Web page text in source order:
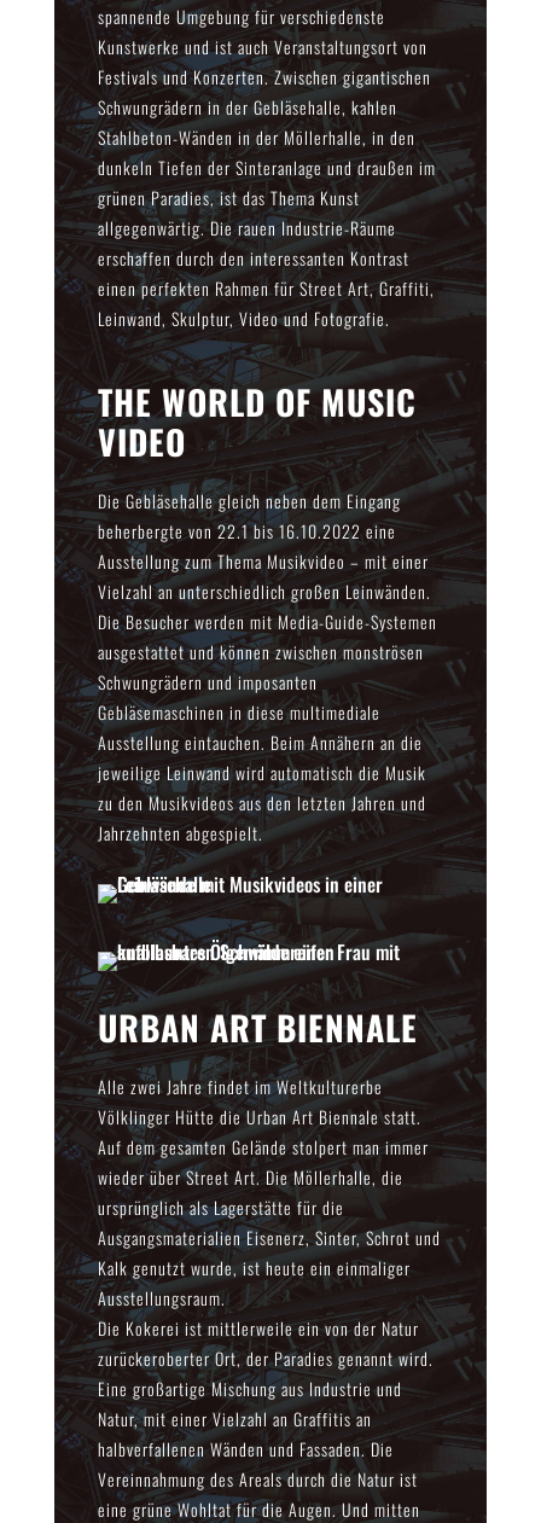
spannende Umgebung für verschiedenste
Kunstwerke und ist auch Veranstaltungsort von
Festivals und Konzerten. Zwischen gigantischen
Schwungrädern in der Gebläsehalle, kahlen
Stahlbeton-Wänden in der Möllerhalle, in den
dunkeln Tiefen der Sinteranlage und draußen im
grünen Paradies, ist das Thema Kunst
allgegenwärtig. Die rauen Industrie-Räume
erschaffen durch den interessanten Kontrast
einen perfekten Rahmen für Street Art, Graffiti,
Leinwand, Skulptur, Video und Fotografie.
THE WORLD OF MUSIC
VIDEO
Die Gebläsehalle gleich neben dem Eingang
beherbergte von 22.1 bis 16.10.2022 eine
Ausstellung zum Thema Musikvideo – mit einer
Vielzahl an unterschiedlich großen Leinwänden.
Die Besucher werden mit Media-Guide-Systemen
ausgestattet und können zwischen monströsen
Schwungrädern und imposanten
Gebläsemaschinen in diese multimediale
Ausstellung eintauchen. Beim Annähern an die
jeweilige Leinwand wird automatisch die Musik
zu den Musikvideos aus den letzten Jahren und
Jahrzehnten abgespielt.
URBAN ART BIENNALE
Alle zwei Jahre findet im Weltkulturerbe
Völklinger Hütte die Urban Art Biennale statt.
Auf dem gesamten Gelände stolpert man immer
wieder über Street Art. Die Möllerhalle, die
ursprünglich als Lagerstätte für die
Ausgangsmaterialien Eisenerz, Sinter, Schrot und
Kalk genutzt wurde, ist heute ein einmaliger
Ausstellungsraum.
Die Kokerei ist mittlerweile ein von der Natur
zurückeroberter Ort, der Paradies genannt wird.
Eine großartige Mischung aus Industrie und
Natur, mit einer Vielzahl an Graffitis an
halbverfallenen Wänden und Fassaden. Die
Vereinnahmung des Areals durch die Natur ist
eine grüne Wohltat für die Augen. Und mitten